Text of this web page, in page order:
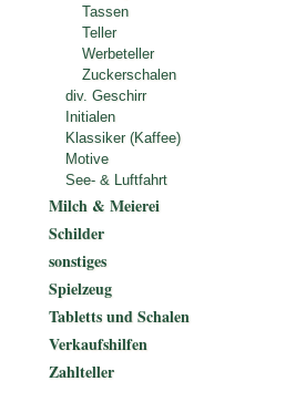
Tassen
Teller
Werbeteller
Zuckerschalen
div. Geschirr
Initialen
Klassiker (Kaffee)
Motive
See- & Luftfahrt
Milch & Meierei
Schilder
sonstiges
Spielzeug
Tabletts und Schalen
Verkaufshilfen
Zahlteller